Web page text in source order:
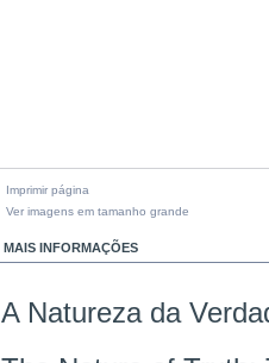
Imprimir página
Ver imagens em tamanho grande
MAIS INFORMAÇÕES
A Natureza da